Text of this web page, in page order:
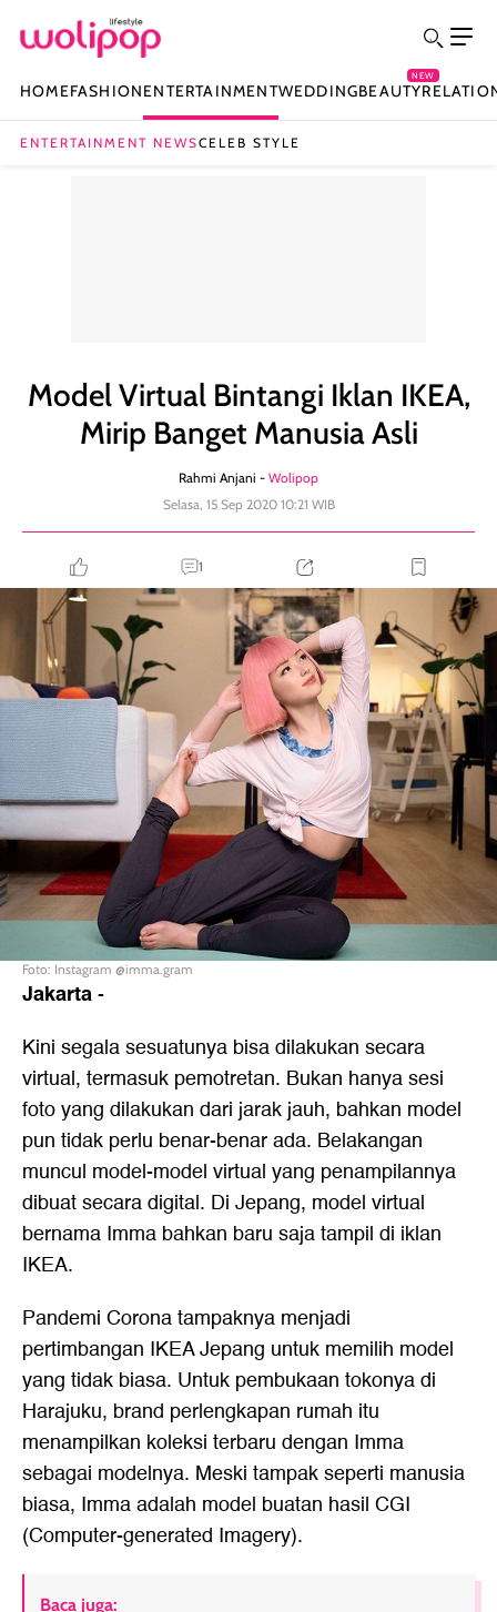
HOMEFASHIONENTERTAINMENTWEDDINGBEAUTY
NEW
ENTERTAINMENT NEWSCELEB STYLE
Model Virtual Bintangi Iklan IKEA,
Mirip Banget Manusia Asli
Rahmi Anjani - Wolipop
Selasa, 15 Sep 2020 10:21 WIB
1
Foto: Instagram @imma.gram
Jakarta-
Kini segala sesuatunya bisa dilakukan secara
virtual, termasuk pemotretan. Bukan hanya sesi
foto yang dilakukan dari jarak jauh, bahkan model
pun tidak perlu benar-benar ada. Belakangan
muncul model-model virtual yang penampilannya
dibuat secara digital. Di Jepang, model virtual
bernama Imma bahkan baru saja tampil di iklan
IKEA.
Pandemi Corona tampaknya menjadi
pertimbangan IKEA Jepang untuk memilih model
yang tidak biasa. Untuk pembukaan tokonya di
Harajuku, brand perlengkapan rumah itu
menampilkan koleksi terbaru dengan Imma
sebagai modelnya. Meski tampak seperti manusia
biasa, Imma adalah model buatan hasil CGI
(Computer-generated Imagery).
Baca juga: